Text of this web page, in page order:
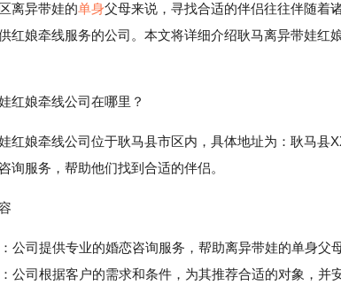
离异带娃的单身父母来说，寻找合适的伴侣往往伴随着
红娘牵线服务的公司。本文将详细介绍耿马离异带娃红
红娘牵线公司在哪里？
红娘牵线公司位于耿马县市区内，具体地址为：耿马县
询服务，帮助他们找到合适的伴侣。
公司提供专业的婚恋咨询服务，帮助离异带娃的单身父
司根据客户的需求和条件，为其推荐合适的对象，并安